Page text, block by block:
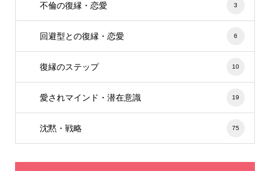
不倫の復縁・恋愛 3
回避型との復縁・恋愛 6
復縁のステップ 10
愛されマインド・潜在意識 19
沈黙・戦略 75